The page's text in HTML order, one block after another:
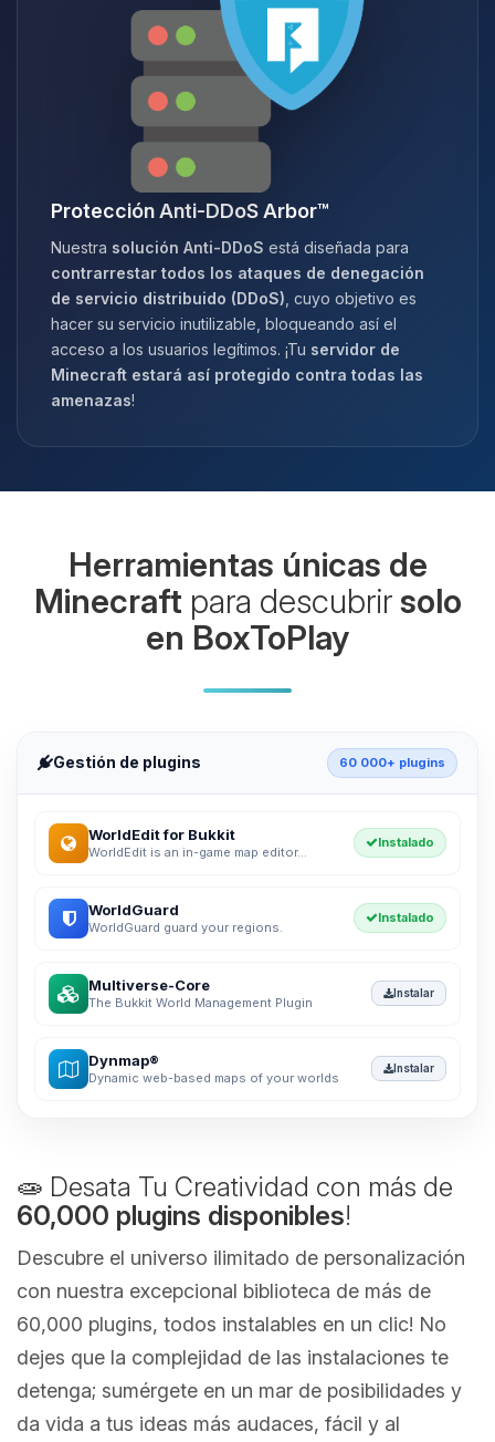
Protección Anti-DDoS Arbor™
Nuestra solución Anti-DDoS está diseñada para
contrarrestar todos los ataques de denegación
de servicio distribuido (DDoS) , cuyo objetivo es
hacer su servicio inutilizable, bloqueando así el
acceso a los usuarios legítimos. ¡Tu servidor de
Minecraft estará así protegido contra todas las
amenazas!
Herramientas únicas de
Minecraft para descubrirsolo
en BoxToPlay
Gestión de plugins 60 000+ plugins
WorldEdit for Bukkit
WorldEdit is an in-game map editor...
Instalado
WorldGuard
WorldGuard guard your regions.
Instalado
Multiverse-Core
The Bukkit World Management Plugin
Instalar
Dynmap®
Dynamic web-based maps of your worlds
Instalar
🧫 Desata Tu Creatividad con más de
60,000 plugins disponibles!
Descubre el universo ilimitado de personalización
con nuestra excepcional biblioteca de más de
60,000 plugins, todos instalables en un clic! No
dejes que la complejidad de las instalaciones te
detenga; sumérgete en un mar de posibilidades y
da vida a tus ideas más audaces, fácil y al